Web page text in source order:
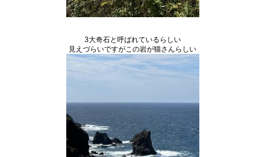
3大奇石と呼ばれているらしい
見えづらいですがこの岩が猫さんらしい